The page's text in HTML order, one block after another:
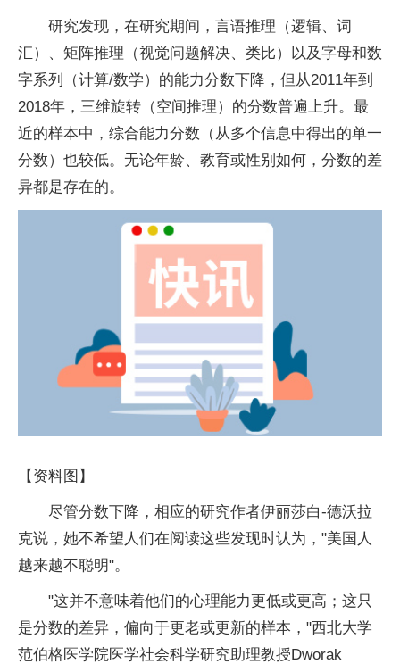
研究发现，在研究期间，言语推理（逻辑、词
汇）、矩阵推理（视觉问题解决、类比）以及字母和数
字系列（计算/数学）的能力分数下降，但从2011年到
2018年，三维旋转（空间推理）的分数普遍上升。最
近的样本中，综合能力分数（从多个信息中得出的单一
分数）也较低。无论年龄、教育或性别如何，分数的差
异都是存在的。
【资料图】
尽管分数下降，相应的研究作者伊丽莎白-德沃拉
克说，她不希望人们在阅读这些发现时认为，"美国人
越来越不聪明"。
"这并不意味着他们的心理能力更低或更高；这只
是分数的差异，偏向于更老或更新的样本，"西北大学
范伯格医学院医学社会科学研究助理教授Dworak